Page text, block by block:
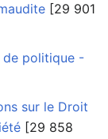
‎[29 901
de politique -
sur le Droit
‎[29 858